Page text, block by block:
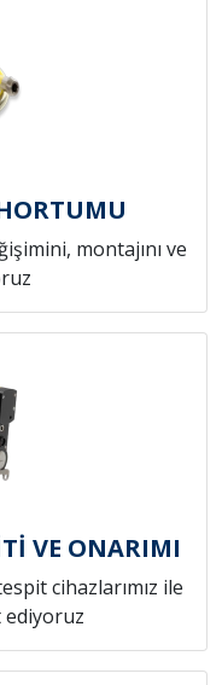
montajını ve
VE ONARIMI
cihazlarımız ile
ediyoruz